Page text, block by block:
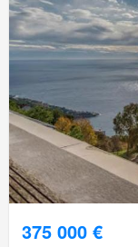
375 000 €